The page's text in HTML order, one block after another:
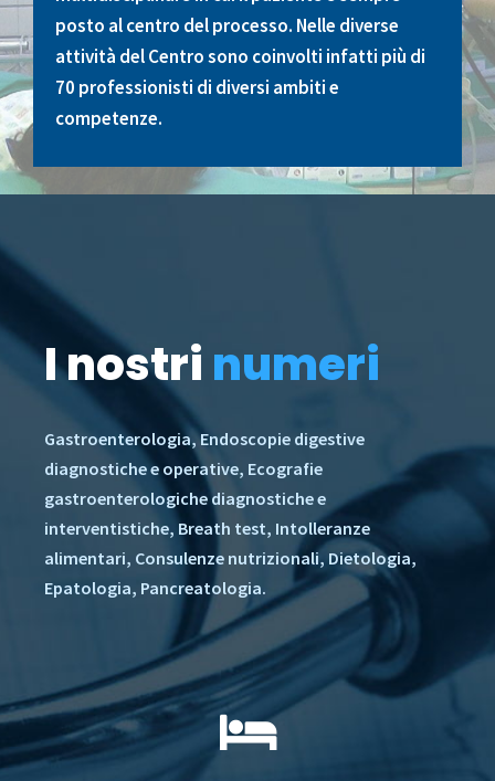
posto al centro del processo. Nelle diverse
attività del Centro sono coinvolti infatti più di
70 professionisti di diversi ambiti e
competenze.
I nostri numeri
Gastroenterologia, Endoscopie digestive
diagnostiche e operative, Ecografie
gastroenterologiche diagnostiche e
interventistiche, Breath test, Intolleranze
alimentari, Consulenze nutrizionali, Dietologia,
Epatologia, Pancreatologia.